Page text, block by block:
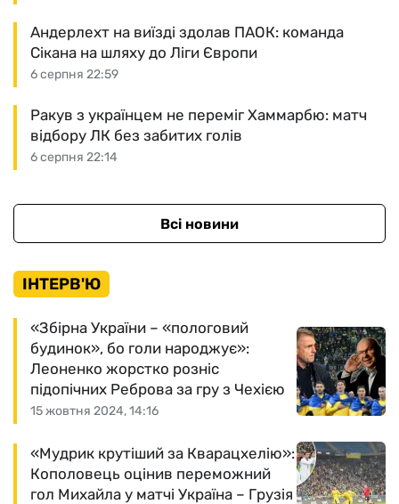
6 серпня 22:59
Андерлехт на виїзді здолав ПАОК: команда
Сікана на шляху до Ліги Європи
6 серпня 22:14
Ракув з українцем не переміг Хаммарбю: матч
відбору ЛК без забитих голів
Всі новини
ІНТЕРВ'Ю
15 жовтня 2024, 14:16
«Збірна України – «пологовий
будинок», бо голи народжує»:
Леоненко жорстко розніс
підопічних Реброва за гру з Чехією
«Мудрик крутіший за Кварацхелію»:
Кополовець оцінив переможний
гол Михайла у матчі Україна – Грузія